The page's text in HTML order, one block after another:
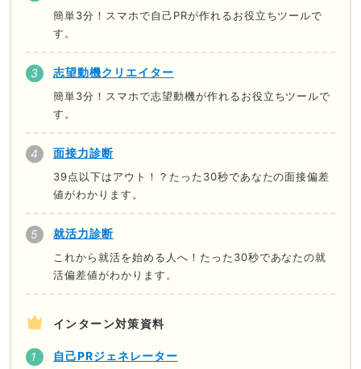
簡単3分！スマホで自己PRが作れるお役立ちツールで
す。
志望動機クリエイター
簡単3分！スマホで志望動機が作れるお役立ちツールで
す。
面接力診断
39点以下はアウト！？たった30秒であなたの面接偏差
値がわかります。
就活力診断
これから就活を始める人へ！たった30秒であなたの就
活偏差値がわかります。
インターン対策資料
自己PRジェネレーター